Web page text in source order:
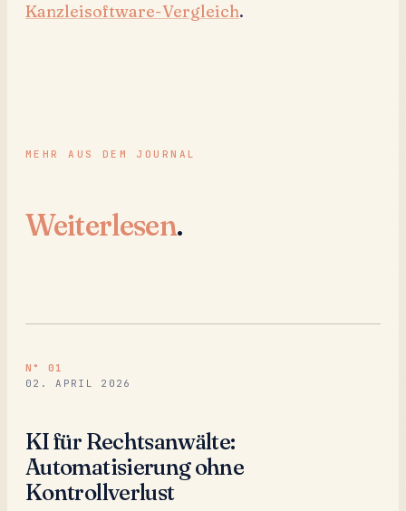
Kanzleisoftware-Vergleich.
MEHR AUS DEM JOURNAL
Weiterlesen.
N° 01
02. APRIL 2026
KI für Rechtsanwälte:
Automatisierung ohne
Kontrollverlust